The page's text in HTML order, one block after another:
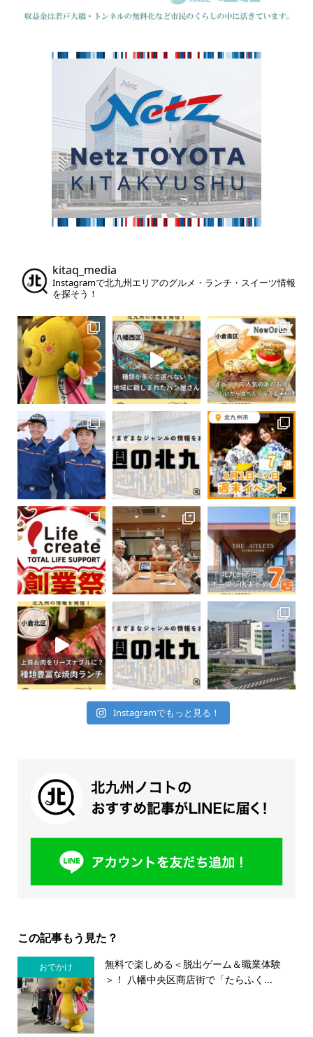
kitaq_media
Instagramで北九州エリアのグルメ・ランチ・スイーツ情報
を探そう！
Instagramでもっと見る！
この記事もう見た？
おでかけ
無料で楽しめる＜脱出ゲーム＆職業体験
＞！ 八幡中央区商店街で「たらふく...